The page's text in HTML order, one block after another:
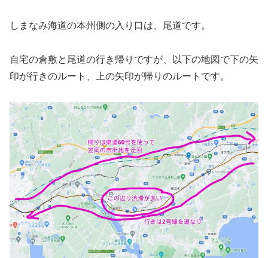
しまなみ海道の本州側の入り口は、尾道です。
自宅の倉敷と尾道の行き帰りですが、以下の地図で下の矢
印が行きのルート、上の矢印が帰りのルートです。